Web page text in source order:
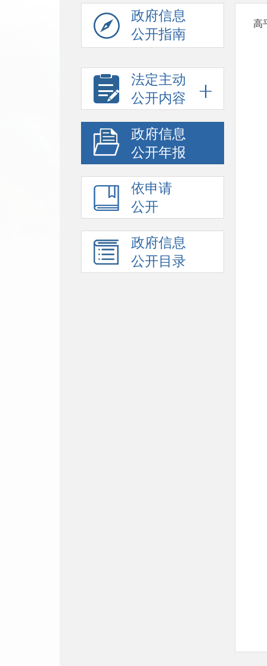
政府信息
公开指南
法定主动
公开内容
政府信息
公开年报
依申请
公开
政府信息
公开目录
高